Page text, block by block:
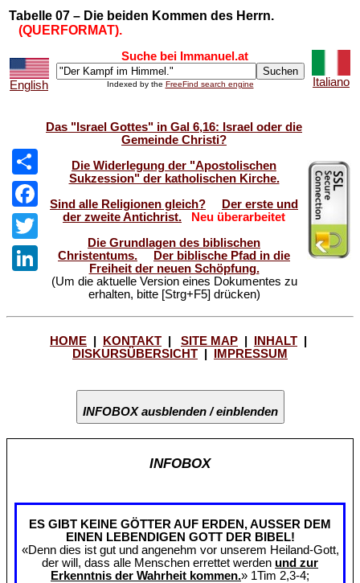
Tabelle 07 – Die beiden Kommen des Herrn.
(QUERFORMAT).
English
Suche bei Immanuel.at
Indexed by the FreeFind search engine Italiano
Share
Facebook
Twitter
LinkedIn
Das "Israel Gottes" in Gal 6,16: Israel oder die
Gemeinde Christi?
Die Widerlegung der "Apostolischen
Sukzession" der katholischen Kirche.
Sind alle Religionen gleich?
Der erste und
der zweite Antichrist.
Neu überarbeitet
Die Grundlagen des biblischen
Christentums.
Der biblische Pfad in die
Freiheit der neuen Schöpfung.
(Um die aktuelle Version eines Dokumentes zu
erhalten, bitte [Strg+F5] drücken)
HOME KONTAKT SITE MAP INHALT
DISKURSÜBERSICHT
IMPRESSUM
INFOBOX ausblenden / einblenden
INFOBOX
ES GIBT KEINE GÖTTER AUF ERDEN, AUSSER DEM
EINEN LEBENDIGEN GOTT DER BIBEL!
«Denn dies ist gut und angenehm vor unserem Heiland-Gott,
der will, dass alle Menschen errettet werden und zur
Erkenntnis der Wahrheit kommen.» 1Tim 2,3-4;